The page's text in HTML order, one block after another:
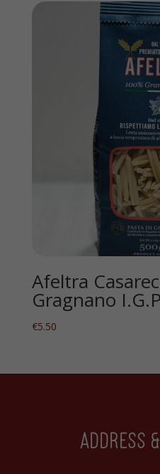
Afeltra
Gragnano
€5.50
Address